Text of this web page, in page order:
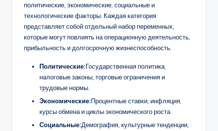
si
политические, экономические, социальные и
технологические факторы. Каждая категория
представляет собой отдельный набор переменных,
которые могут повлиять на операционную деятельность,
прибыльность и долгосрочную жизнеспособность.
Политические:Государственная политика,
налоговые законы, торговые ограничения и
трудовые нормы.
Экономические:Процентные ставки, инфляция,
курсы обмена и циклы экономического роста.
Социальные:Демография, культурные тенденции,